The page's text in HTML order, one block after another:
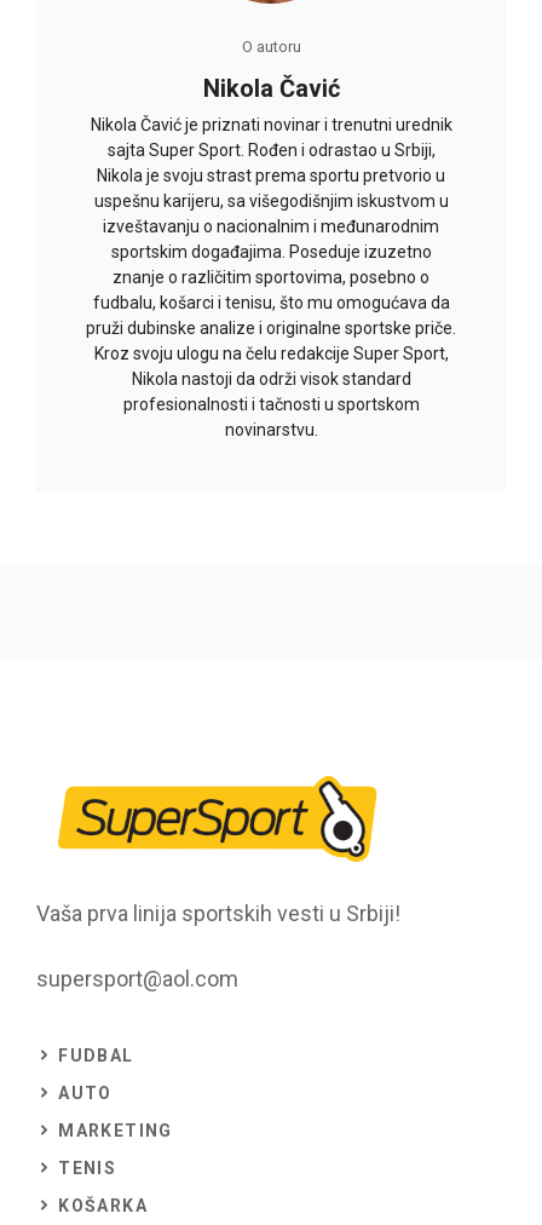
O autoru
Nikola Čavić
Nikola Čavić je priznati novinar i trenutni urednik
sajta Super Sport. Rođen i odrastao u Srbiji,
Nikola je svoju strast prema sportu pretvorio u
uspešnu karijeru, sa višegodišnjim iskustvom u
izveštavanju o nacionalnim i međunarodnim
sportskim događajima. Poseduje izuzetno
znanje o različitim sportovima, posebno o
fudbalu, košarci i tenisu, što mu omogućava da
pruži dubinske analize i originalne sportske priče.
Kroz svoju ulogu na čelu redakcije Super Sport,
Nikola nastoji da održi visok standard
profesionalnosti i tačnosti u sportskom
novinarstvu.
Vaša prva linija sportskih vesti u Srbiji!
supersport@aol.com
FUDBAL
AUTO
MARKETING
TENIS
KOŠARKA